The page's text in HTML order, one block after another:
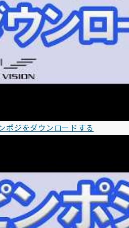
ポジをダウンロードする